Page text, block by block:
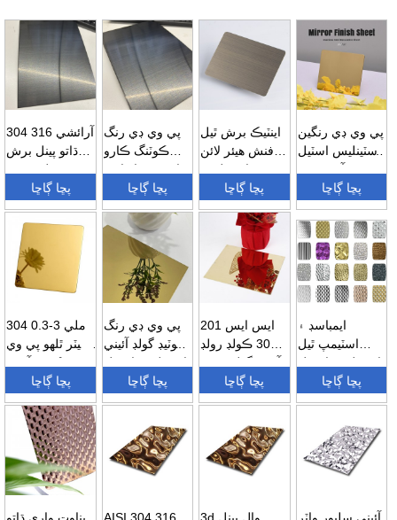
304 316 آرائشي
ڌاتو پينل برش
پڇا ڳاڇا
پي وي ڊي رنگ
ڪوٽنگ ڪارو
ٽائيٽينيم وار لائن
داغ...پڇا ڳاڇا
اينٽيڪ برش ٿيل
فنش هيئر لائن
اسٽينلیس
اسٽيل...
پڇا ڳاڇا
پي وي ڊي رنگين
اسٽينلیس اسٽيل
نمبر 8 آئيني جي
ختم...
پڇا ڳاڇا
304 0.3-3 ملي
ميٽر ٿلهو پي وي
ڊي ڪوٽيڊ آئيني
پڇا ڳاڇا
پي وي ڊي رنگ
ڪوٽيڊ گولڊ آئيني
اسٽينلیس اسٽيل
شي...
پڇا ڳاڇا
ايس ايس 201
304 ڪولڊ رولڊ
آئيني گولڊ شيٽ
سينگار...
پڇا ڳاڇا
ايمباسڊ ۽
اسٽيمپ ٿيل
اسٽينلیس اسٽيل
شيٽون ...
پڇا ڳاڇا